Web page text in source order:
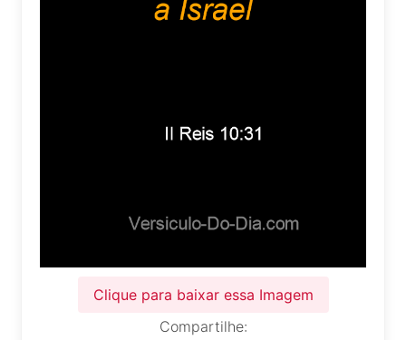
Clique para baixar essa Imagem
Compartilhe: